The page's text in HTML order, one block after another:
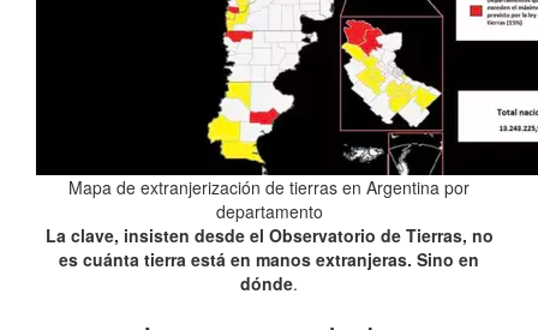
Mapa de extranjerización de tierras en Argentina por
departamento
La clave, insisten desde el Observatorio de Tierras, no
es cuánta tierra está en manos extranjeras. Sino en
dónde.